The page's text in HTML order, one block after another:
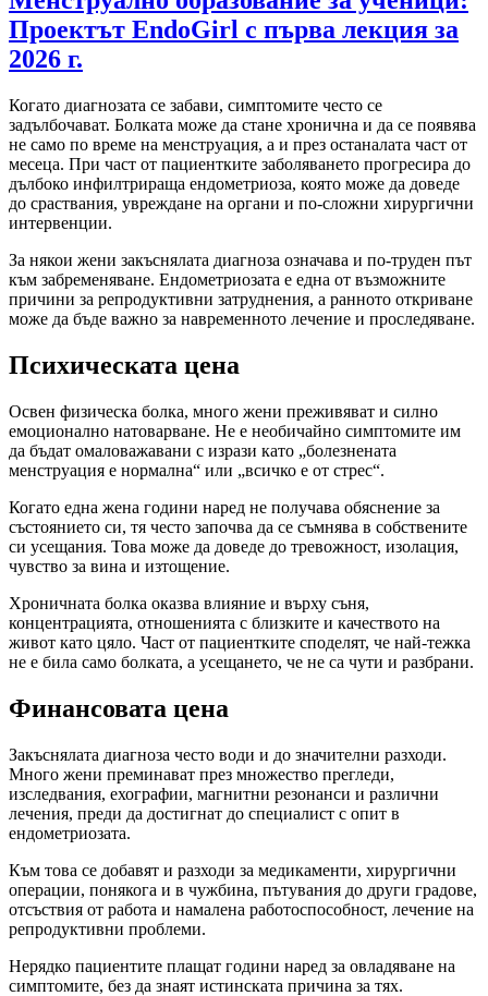
Проектът EndoGirl с първа лекция за
2026 г.
Когато диагнозата се забави, симптомите често се
задълбочават. Болката може да стане хронична и да се появява
не само по време на менструация, а и през останалата част от
месеца. При част от пациентките заболяването прогресира до
дълбоко инфилтрираща ендометриоза, която може да доведе
до сраствания, увреждане на органи и по-сложни хирургични
интервенции.
За някои жени закъснялата диагноза означава и по-труден път
към забременяване. Ендометриозата е една от възможните
причини за репродуктивни затруднения, а ранното откриване
може да бъде важно за навременното лечение и проследяване.
Психическата цена
Освен физическа болка, много жени преживяват и силно
емоционално натоварване. Не е необичайно симптомите им
да бъдат омаловажавани с изрази като „болезнената
менструация е нормална“ или „всичко е от стрес“.
Когато една жена години наред не получава обяснение за
състоянието си, тя често започва да се съмнява в собствените
си усещания. Това може да доведе до тревожност, изолация,
чувство за вина и изтощение.
Хроничната болка оказва влияние и върху съня,
концентрацията, отношенията с близките и качеството на
живот като цяло. Част от пациентките споделят, че най-тежка
не е била само болката, а усещането, че не са чути и разбрани.
Финансовата цена
Закъснялата диагноза често води и до значителни разходи.
Много жени преминават през множество прегледи,
изследвания, ехографии, магнитни резонанси и различни
лечения, преди да достигнат до специалист с опит в
ендометриозата.
Към това се добавят и разходи за медикаменти, хирургични
операции, понякога и в чужбина, пътувания до други градове,
отсъствия от работа и намалена работоспособност, лечение на
репродуктивни проблеми.
Нерядко пациентите плащат години наред за овладяване на
симптомите, без да знаят истинската причина за тях.